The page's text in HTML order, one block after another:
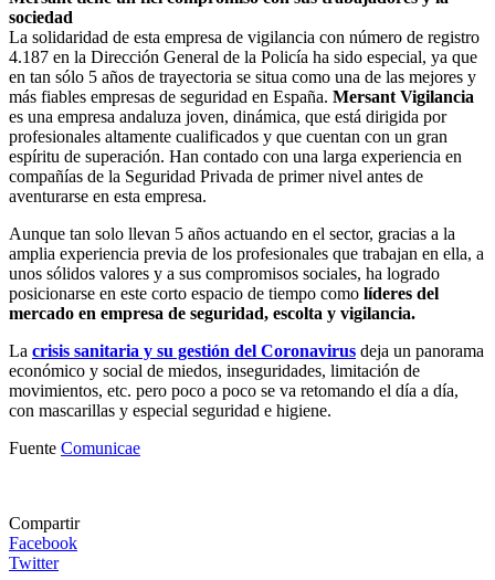
sociedad
La solidaridad de esta empresa de vigilancia con número de registro
4.187 en la Dirección General de la Policía ha sido especial, ya que
en tan sólo 5 años de trayectoria se situa como una de las mejores y
más fiables empresas de seguridad en España. Mersant Vigilancia
es una empresa andaluza joven, dinámica, que está dirigida por
profesionales altamente cualificados y que cuentan con un gran
espíritu de superación. Han contado con una larga experiencia en
compañías de la Seguridad Privada de primer nivel antes de
aventurarse en esta empresa.
Aunque tan solo llevan 5 años actuando en el sector, gracias a la
amplia experiencia previa de los profesionales que trabajan en ella, a
unos sólidos valores y a sus compromisos sociales, ha logrado
posicionarse en este corto espacio de tiempo como líderes del
mercado en empresa de seguridad, escolta y vigilancia.
La crisis sanitaria y su gestión del Coronavirus deja un panorama
económico y social de miedos, inseguridades, limitación de
movimientos, etc. pero poco a poco se va retomando el día a día,
con mascarillas y especial seguridad e higiene.
Fuente Comunicae
Compartir
Facebook
Twitter